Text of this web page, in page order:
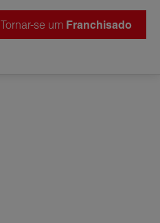
Tornar-se um Franchisado